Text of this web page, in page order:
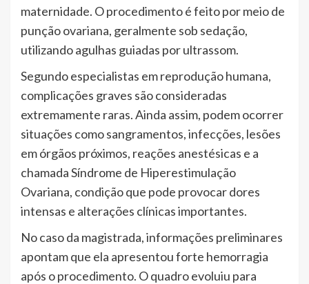
maternidade. O procedimento é feito por meio de
punção ovariana, geralmente sob sedação,
utilizando agulhas guiadas por ultrassom.
Segundo especialistas em reprodução humana,
complicações graves são consideradas
extremamente raras. Ainda assim, podem ocorrer
situações como sangramentos, infecções, lesões
em órgãos próximos, reações anestésicas e a
chamada Síndrome de Hiperestimulação
Ovariana, condição que pode provocar dores
intensas e alterações clínicas importantes.
No caso da magistrada, informações preliminares
apontam que ela apresentou forte hemorragia
após o procedimento. O quadro evoluiu para